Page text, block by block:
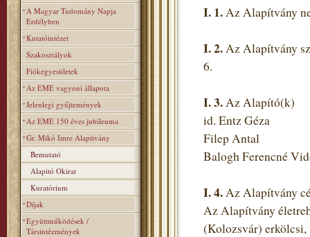
A Magyar Tudomány Napja
Erdélyben
Kutatóintézet
Szakosztályok
Fiókegyesületek
Az EME vagyoni állapota
Jelenlegi gyűjtemények
Az EME 150 éves jubileuma
Gr. Mikó Imre Alapitvány
Bemutató
Alapitó Okirat
Kuratórium
Díjak
Együttműködések /
Társintézmények
I. 1.Az Alapítvány
I.2.Az Alapítvány
6.
I.3.Az Alapító(k)
id. Entz Géza
Filep Antal
Balogh Ferencné
I.4.Az Alapítvány
Az Alapítvány
(Kolozsvár) erkölcsi,